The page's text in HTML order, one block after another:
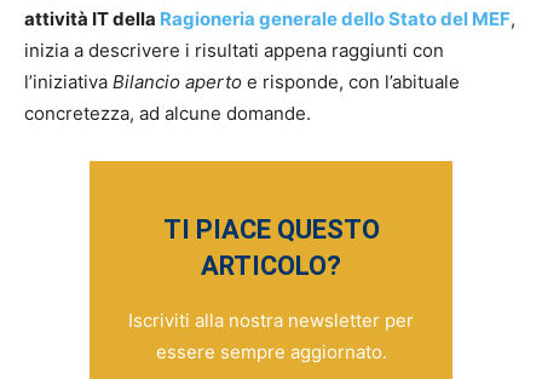
attività IT della Ragioneria generale dello Stato del MEF,
inizia a descrivere i risultati appena raggiunti con
l’iniziativa Bilancio aperto e risponde, con l’abituale
concretezza, ad alcune domande.
TI PIACE QUESTO
ARTICOLO?
Iscriviti alla nostra newsletter per
essere sempre aggiornato.